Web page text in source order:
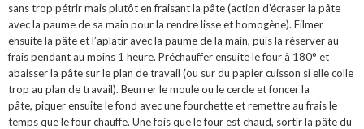
sans trop pétrir mais plutôt en fraisant la pâte (action d’écraser la pâte
avec la paume de sa main pour la rendre lisse et homogène). Filmer
ensuite la pâte et l’aplatir avec la paume de la main, puis la réserver au
frais pendant au moins 1 heure. Préchauffer ensuite le four à 180° et
abaisser la pâte sur le plan de travail (ou sur du papier cuisson si elle colle
trop au plan de travail). Beurrer le moule ou le cercle et foncer la
pâte, piquer ensuite le fond avec une fourchette et remettre au frais le
temps que le four chauffe. Une fois que le four est chaud, sortir la pâte du